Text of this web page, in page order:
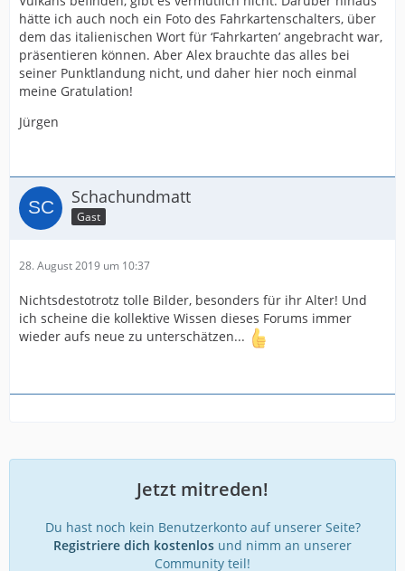
hätte ich auch noch ein Foto des Fahrkartenschalters, über
dem das italienischen Wort für ‘Fahrkarten’ angebracht war,
präsentieren können. Aber Alex brauchte das alles bei
seiner Punktlandung nicht, und daher hier noch einmal
meine Gratulation!
Jürgen
Schachundmatt
Gast
28. August 2019 um 10:37
Nichtsdestotrotz tolle Bilder, besonders für ihr Alter! Und
ich scheine die kollektive Wissen dieses Forums immer
wieder aufs neue zu unterschätzen...
Jetzt mitreden!
Du hast noch kein Benutzerkonto auf unserer Seite?
Registriere dich kostenlos und nimm an unserer
Community teil!